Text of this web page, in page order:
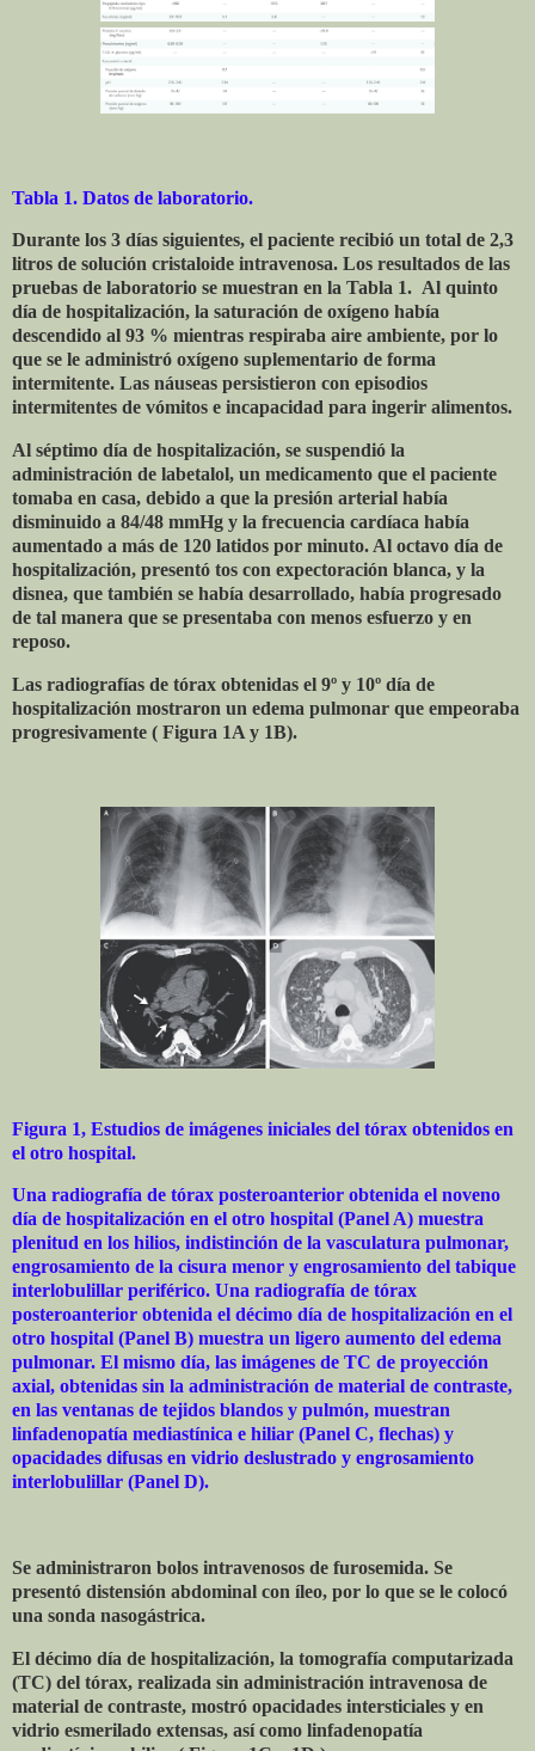
Tabla 1. Datos de laboratorio.
Durante los 3 días siguientes, el paciente recibió un total de 2,3
litros de solución cristaloide intravenosa. Los resultados de las
pruebas de laboratorio se muestran en la Tabla 1. Al quinto
día de hospitalización, la saturación de oxígeno había
descendido al 93 % mientras respiraba aire ambiente, por lo
que se le administró oxígeno suplementario de forma
intermitente. Las náuseas persistieron con episodios
intermitentes de vómitos e incapacidad para ingerir alimentos.
Al séptimo día de hospitalización, se suspendió la
administración de labetalol, un medicamento que el paciente
tomaba en casa, debido a que la presión arterial había
disminuido a 84/48 mmHg y la frecuencia cardíaca había
aumentado a más de 120 latidos por minuto. Al octavo día de
hospitalización, presentó tos con expectoración blanca, y la
disnea, que también se había desarrollado, había progresado
de tal manera que se presentaba con menos esfuerzo y en
reposo.
Las radiografías de tórax obtenidas el 9º y 10º día de
hospitalización mostraron un edema pulmonar que empeoraba
progresivamente ( Figura 1A y 1B).
Figura 1, Estudios de imágenes iniciales del tórax obtenidos en
el otro hospital.
Una radiografía de tórax posteroanterior obtenida el noveno
día de hospitalización en el otro hospital (Panel A) muestra
plenitud en los hilios, indistinción de la vasculatura pulmonar,
engrosamiento de la cisura menor y engrosamiento del tabique
interlobulillar periférico. Una radiografía de tórax
posteroanterior obtenida el décimo día de hospitalización en el
otro hospital (Panel B) muestra un ligero aumento del edema
pulmonar. El mismo día, las imágenes de TC de proyección
axial, obtenidas sin la administración de material de contraste,
en las ventanas de tejidos blandos y pulmón, muestran
linfadenopatía mediastínica e hiliar (Panel C, flechas) y
opacidades difusas en vidrio deslustrado y engrosamiento
interlobulillar (Panel D).
Se administraron bolos intravenosos de furosemida. Se
presentó distensión abdominal con íleo, por lo que se le colocó
una sonda nasogástrica.
El décimo día de hospitalización, la tomografía computarizada
(TC) del tórax, realizada sin administración intravenosa de
material de contraste, mostró opacidades intersticiales y en
vidrio esmerilado extensas, así como linfadenopatía